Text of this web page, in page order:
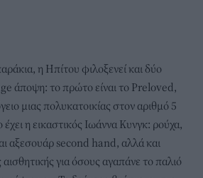
η Ηπίτου φιλοξενεί και δύο
άποψη: το πρώτο είναι το Preloved,
μιας πολυκατοικίας στον αριθμό 5
η εικαστικός Ιωάννα Κυνγκ: ρούχα,
αξεσουάρ second hand, αλλά και
αισθητικής για όσους αγαπάνε το παλιό